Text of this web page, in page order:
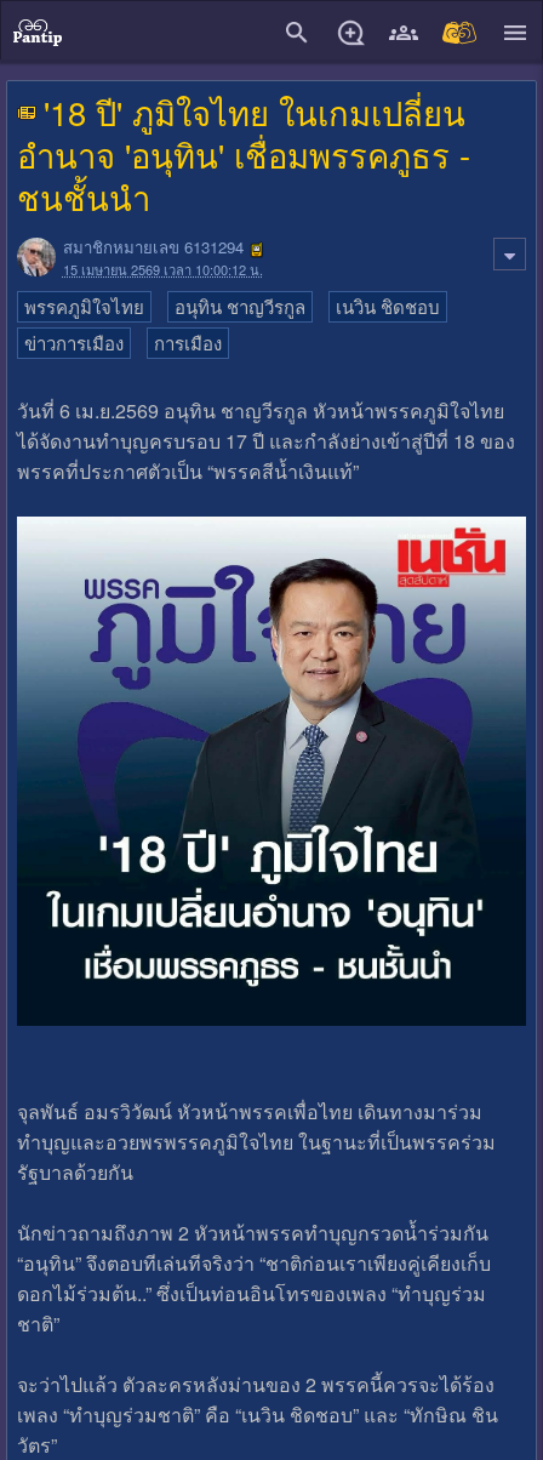
'18 ปี' ภูมิใจไทย ในเกมเปลี่ยน
อำนาจ 'อนุทิน' เชื่อมพรรคภูธร -
ชนชั้นนำ
สมาชิกหมายเลข 6131294
15 เมษายน 2569 เวลา 10:00:12 น.
พรรคภูมิใจไทย อนุทิน ชาญวีรกูล
เนวิน ชิดชอบ
ข่าวการเมือง
การเมือง
วันที่ 6 เม.ย.2569 อนุทิน ชาญวีรกูล หัวหน้าพรรคภูมิใจไทย
ได้จัดงานทำบุญครบรอบ 17 ปี และกำลังย่างเข้าสู่ปีที่ 18 ของ
พรรคที่ประกาศตัวเป็น “พรรคสีน้ำเงินแท้”
จุลพันธ์ อมรวิวัฒน์ หัวหน้าพรรคเพื่อไทย เดินทางมาร่วม
ทำบุญและอวยพรพรรคภูมิใจไทย ในฐานะที่เป็นพรรคร่วม
รัฐบาลด้วยกัน
นักข่าวถามถึงภาพ 2 หัวหน้าพรรคทำบุญกรวดน้ำร่วมกัน
“อนุทิน” จึงตอบทีเล่นทีจริงว่า “ชาติก่อนเราเพียงคู่เคียงเก็บ
ดอกไม้ร่วมต้น..” ซึ่งเป็นท่อนอินโทรของเพลง “ทำบุญร่วม
ชาติ”
จะว่าไปแล้ว ตัวละครหลังม่านของ 2 พรรคนี้ควรจะได้ร้อง
เพลง “ทำบุญร่วมชาติ” คือ “เนวิน ชิดชอบ” และ “ทักษิณ ชิน
วัตร”
close